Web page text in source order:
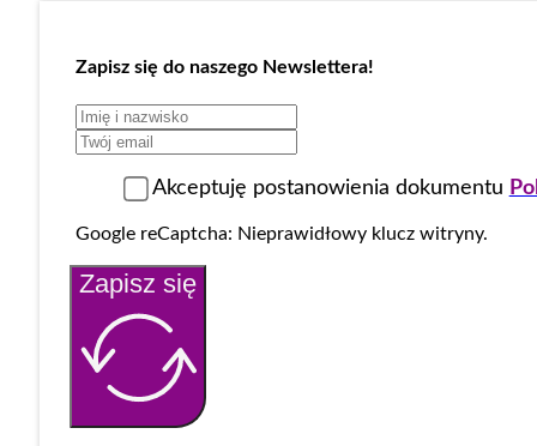
Zapisz się do naszego Newslettera!
Akceptuję postanowienia dokumentu
Google reCaptcha: Nieprawidłowy klucz witryny.
Zapisz się